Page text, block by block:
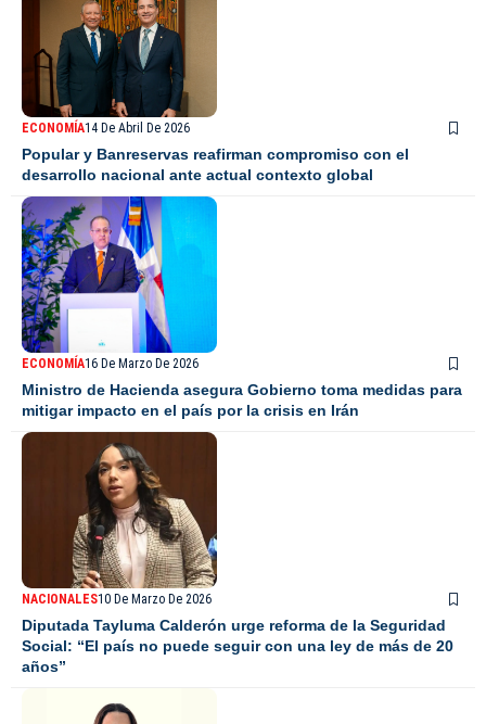
ECONOMÍA14 De Abril De 2026
Popular y Banreservas reafirman compromiso con el
desarrollo nacional ante actual contexto global
ECONOMÍA16 De Marzo De 2026
Ministro de Hacienda asegura Gobierno toma medidas para
mitigar impacto en el país por la crisis en Irán
NACIONALES10 De Marzo De 2026
Diputada Tayluma Calderón urge reforma de la Seguridad
Social: “El país no puede seguir con una ley de más de 20
años”